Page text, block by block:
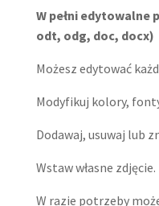
W pełni edytowalne
odt, odg, doc, docx)
Możesz edytować
Modyfikuj kolory,
Dodawaj, usuwaj lub
Wstaw własne zdjęcie.
W razie potrzeby